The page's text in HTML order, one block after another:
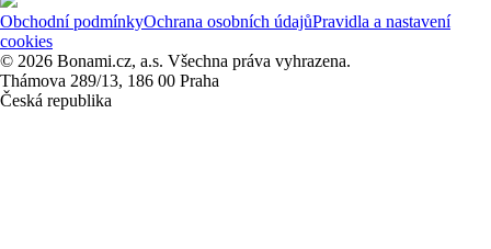
Obchodní podmínkyOchrana osobních údajůPravidla a nastavení
cookies
© 2026 Bonami.cz, a.s. Všechna práva vyhrazena.
Thámova 289/13, 186 00 Praha
Česká republika